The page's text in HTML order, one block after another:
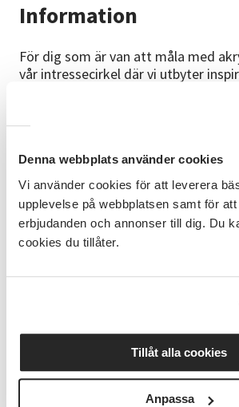
Denna webbplats använder cookies
Vi använder cookies för att leverera
upplevelse på webbplatsen samt för
erbjudanden och annonser till dig. Du
cookies du tillåter.
Tillåt alla cookies
Anpassa
Information
För dig som är van att måla med
vår intressecirkel där vi utbyter
Bra att veta
Vi träffas på tisdagar. Ta med eget
Frågor
Kontakta verksamhetsutvecklare
431 39 24, mia.undfors@sv.se
pedagogik. I studiecirkeln förenas
grundläggande demokratiska
är det egna intresset och den fria
gruppen, ledaren och deltagarna,
för att påverka studiecirkelns